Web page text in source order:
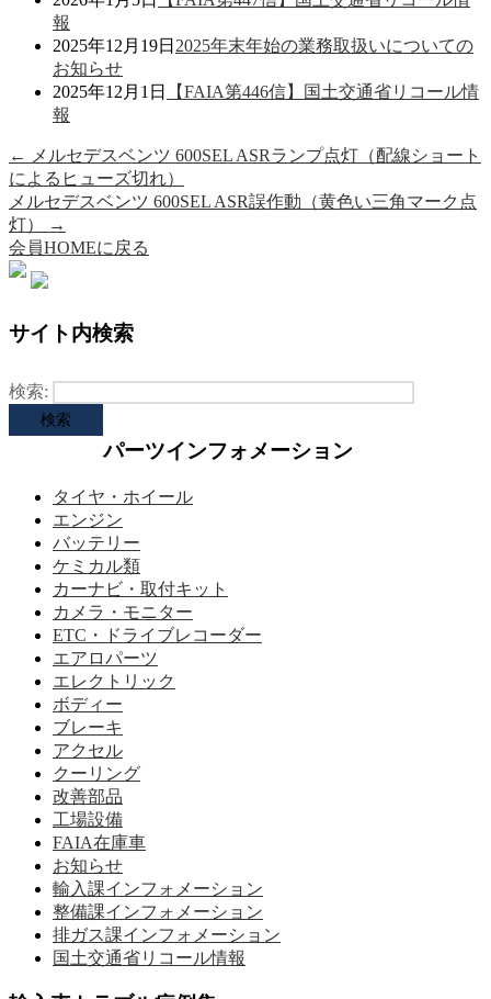
報
2025年12月19日 2025年末年始の業務取扱いについての
お知らせ
2025年12月1日
【FAIA第446信】国土交通省リコール情
報
←
メルセデスベンツ 600SEL ASRランプ点灯（配線ショート
によるヒューズ切れ）
メルセデスベンツ 600SEL ASR誤作動（黄色い三角マーク点
灯）
→
会員HOMEに戻る
サイト内検索
検索:
パーツインフォメーション
タイヤ・ホイール
エンジン
バッテリー
ケミカル類
カーナビ・取付キット
カメラ・モニター
ETC・ドライブレコーダー
エアロパーツ
エレクトリック
ボディー
ブレーキ
アクセル
クーリング
改善部品
工場設備
FAIA在庫車
お知らせ
輸入課インフォメーション
整備課インフォメーション
排ガス課インフォメーション
国土交通省リコール情報